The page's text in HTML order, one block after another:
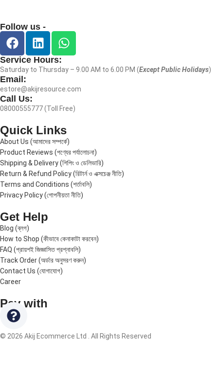
Follow us -
Service Hours:
Saturday to Thursday – 9.00 AM to 6.00 PM (Except Public Holidays)
Email:
estore@akijresource.com
Call Us:
08000555777 (Toll Free)
Quick Links
About Us (আমাদের সম্পর্কে)
Product Reviews (পণ্যের পর্যালোচনা)
Shipping & Delivery (শিপিং ও ডেলিভারি)
Return & Refund Policy (রিটার্ন ও এক্সচেঞ্জ নীতি)
Terms and Conditions (শর্তাবলি)
Privacy Policy (গোপনীয়তা নীতি)
Get Help
Blog (ব্লগ)
How to Shop (কীভাবে কেনাকাটা করবেন)
FAQ (প্রায়শই জিজ্ঞাসিত প্রশ্নাবলি)
Track Order (অর্ডার অনুসরণ করুন)
Contact Us (যোগাযোগ)
Career
Pay with
© 2026 Akij Ecommerce Ltd . All Rights Reserved